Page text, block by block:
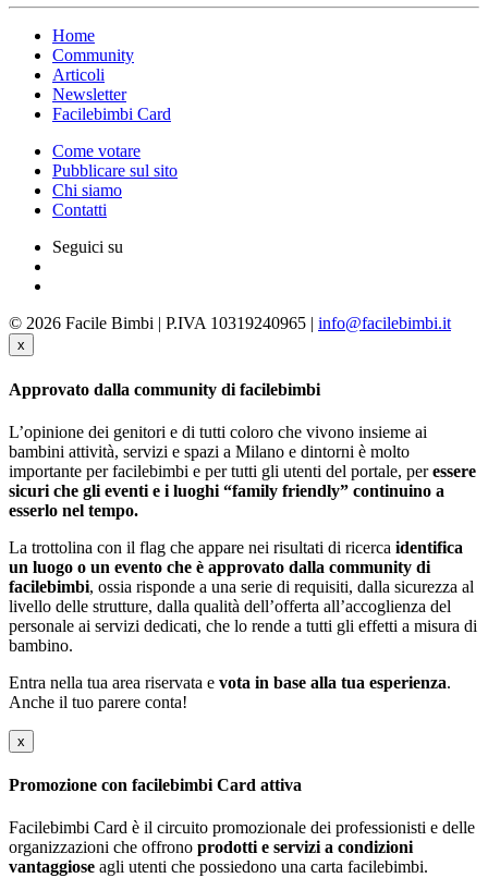
Home
Community
Articoli
Newsletter
Facilebimbi Card
Come votare
Pubblicare sul sito
Chi siamo
Contatti
Seguici su
© 2026 Facile Bimbi | P.IVA 10319240965 | info@facilebimbi.it
x
Approvato dalla community di facilebimbi
L’opinione dei genitori e di tutti coloro che vivono insieme ai
bambini attività, servizi e spazi a Milano e dintorni è molto
importante per facilebimbi e per tutti gli utenti del portale, peressere
sicuri che gli eventi e i luoghi “family friendly” continuino a
esserlo nel tempo.
La trottolina con il flag che appare nei risultati di ricerca identifica
un luogo o un evento che è approvato dalla community di
facilebimbi, ossia risponde a una serie di requisiti, dalla sicurezza al
livello delle strutture, dalla qualità dell’offerta all’accoglienza del
personale ai servizi dedicati, che lo rende a tutti gli effetti a misura di
bambino.
Entra nella tua area riservata e vota in base alla tua esperienza.
Anche il tuo parere conta!
x
Promozione con facilebimbi Card attiva
Facilebimbi Card è il circuito promozionale dei professionisti e delle
organizzazioni che offrono prodotti e servizi a condizioni
vantaggiose agli utenti che possiedono una carta facilebimbi.